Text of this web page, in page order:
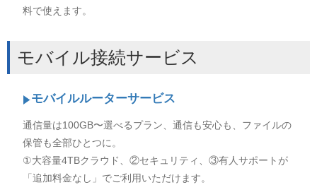
料で使えます。
モバイル接続サービス
モバイルルーターサービス
通信量は100GB〜選べるプラン、通信も安心も、ファイルの
保管も全部ひとつに。
①大容量4TBクラウド、②セキュリティ、③有人サポートが
「追加料金なし」でご利用いただけます。